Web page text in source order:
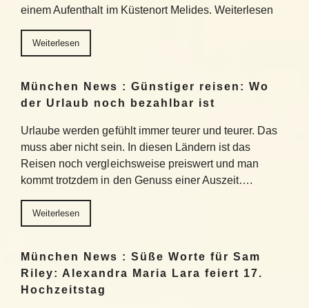
einem Aufenthalt im Küstenort Melides. Weiterlesen
Weiterlesen
München News : Günstiger reisen: Wo
der Urlaub noch bezahlbar ist
Urlaube werden gefühlt immer teurer und teurer. Das
muss aber nicht sein. In diesen Ländern ist das
Reisen noch vergleichsweise preiswert und man
kommt trotzdem in den Genuss einer Auszeit….
Weiterlesen
München News : Süße Worte für Sam
Riley: Alexandra Maria Lara feiert 17.
Hochzeitstag